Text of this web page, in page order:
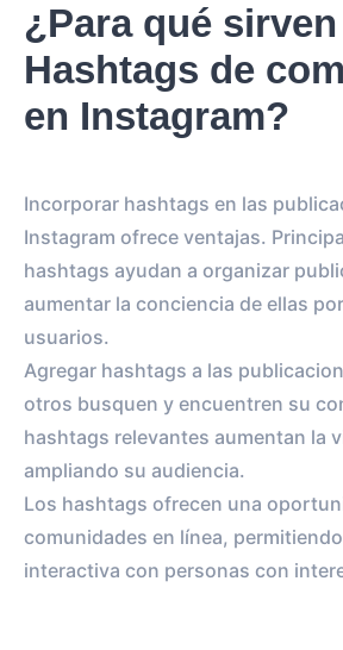
¿Para qué
Hashtags de
en Instagram?
Incorporar hashtags en las
Instagram ofrece ventajas.
hashtags ayudan a organizar
aumentar la conciencia de ellas
usuarios.
Agregar hashtags a las
otros busquen y encuentren su
hashtags relevantes aumentan la
ampliando su audiencia.
Los hashtags ofrecen una
comunidades en línea,
interactiva con personas con